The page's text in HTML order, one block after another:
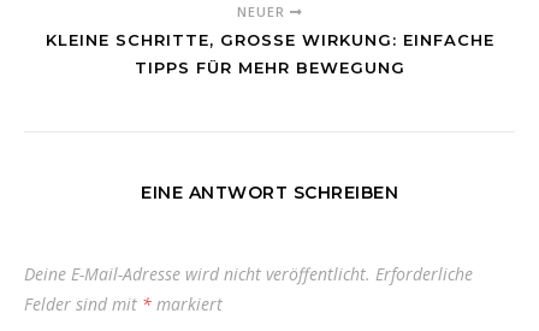
NEUER
KLEINE SCHRITTE, GROSSE WIRKUNG: EINFACHE T
IPPS FÜR MEHR BEWEGUNG
EINE ANTWORT SCHREIBEN
Deine E-Mail-Adresse wird nicht veröffentlicht. Erforderliche
Felder sind mit * markiert